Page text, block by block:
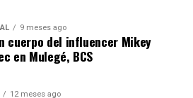
Futuras
la economía española
La inflación, impulsada
de la energía y los
9 meses ago
cuerpo del influencer Mikey
en Mulegé, BCS
12 meses ago